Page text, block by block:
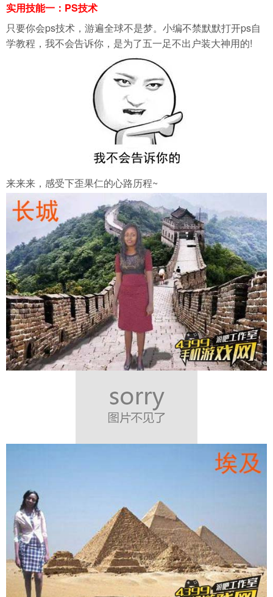
实用技能一：PS技术
只要你会ps技术，游遍全球不是梦。小编不禁默默打开ps自
学教程，我不会告诉你，是为了五一足不出户装大神用的!
来来来，感受下歪果仁的心路历程~